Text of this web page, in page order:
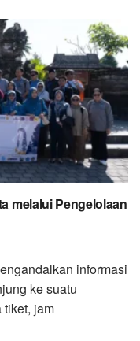
melalui Pengelolaan
informasi
ke suatu
tiket, jam